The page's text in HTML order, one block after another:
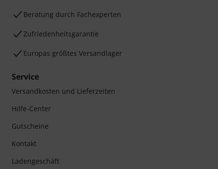
Beratung durch Fachexperten
Zufriedenheitsgarantie
Europas größtes Versandlager
Service
Versandkosten und Lieferzeiten
Hilfe-Center
Gutscheine
Kontakt
Ladengeschäft